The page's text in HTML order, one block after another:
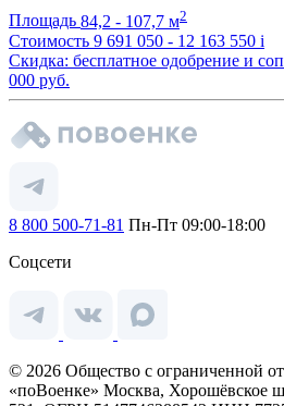
Площадь 84,2 - 107,7 м2
Стоимость 9 691 050 - 12 163 550 i
Скидка: бесплатное одобрение и
000 руб.
8 800 500-71-81 Пн-Пт 09:00-18:00
Соцсети
© 2026 Общество с ограниченной
«поВоенке» Москва, Хорошёвское